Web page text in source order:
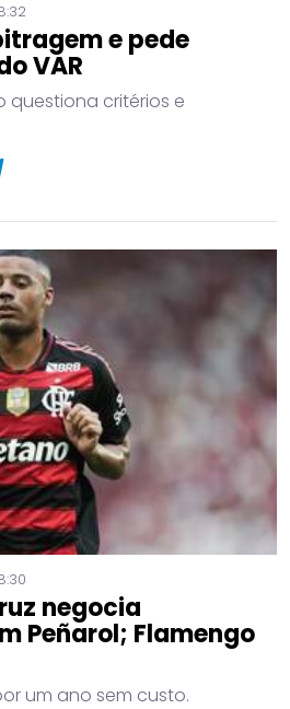
e pede
VAR
questiona critérios e
negocia
Peñarol; Flamengo
um ano sem custo.